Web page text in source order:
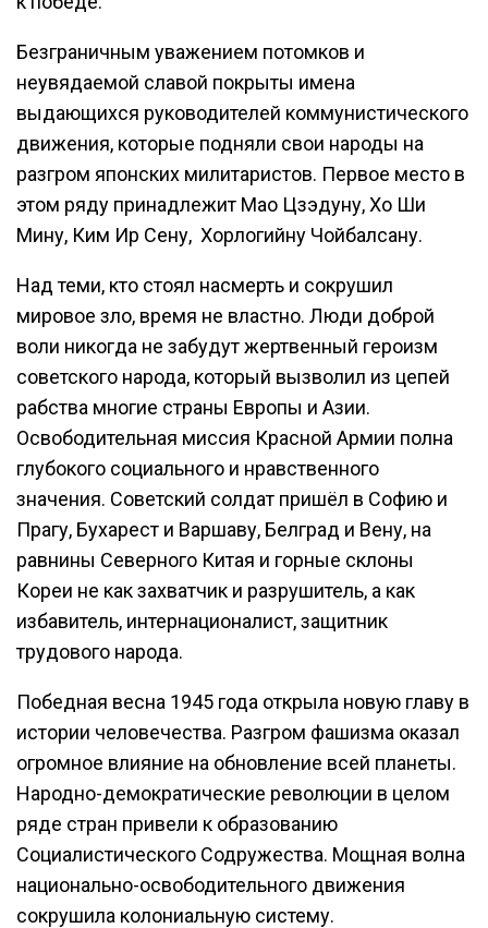
Безграничным уважением потомков и
неувядаемой славой покрыты имена
выдающихся руководителей коммунистического
движения, которые подняли свои народы на
разгром японских милитаристов. Первое место в
этом ряду принадлежит Мао Цзэдуну, Хо Ши
Мину, Ким Ир Сену, Хорлогийну Чойбалсану.
Над теми, кто стоял насмерть и сокрушил
мировое зло, время не властно. Люди доброй
воли никогда не забудут жертвенный героизм
советского народа, который вызволил из цепей
рабства многие страны Европы и Азии.
Освободительная миссия Красной Армии полна
глубокого социального и нравственного
значения. Советский солдат пришёл в Софию и
Прагу, Бухарест и Варшаву, Белград и Вену, на
равнины Северного Китая и горные склоны
Кореи не как захватчик и разрушитель, а как
избавитель, интернационалист, защитник
трудового народа.
Победная весна 1945 года открыла новую главу в
истории человечества. Разгром фашизма оказал
огромное влияние на обновление всей планеты.
Народно-демократические революции в целом
ряде стран привели к образованию
Социалистического Содружества. Мощная волна
национально-освободительного движения
сокрушила колониальную систему.